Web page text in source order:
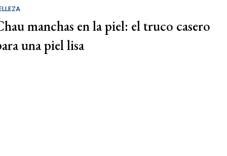
manchas en la piel: el truco casero
una piel lisa